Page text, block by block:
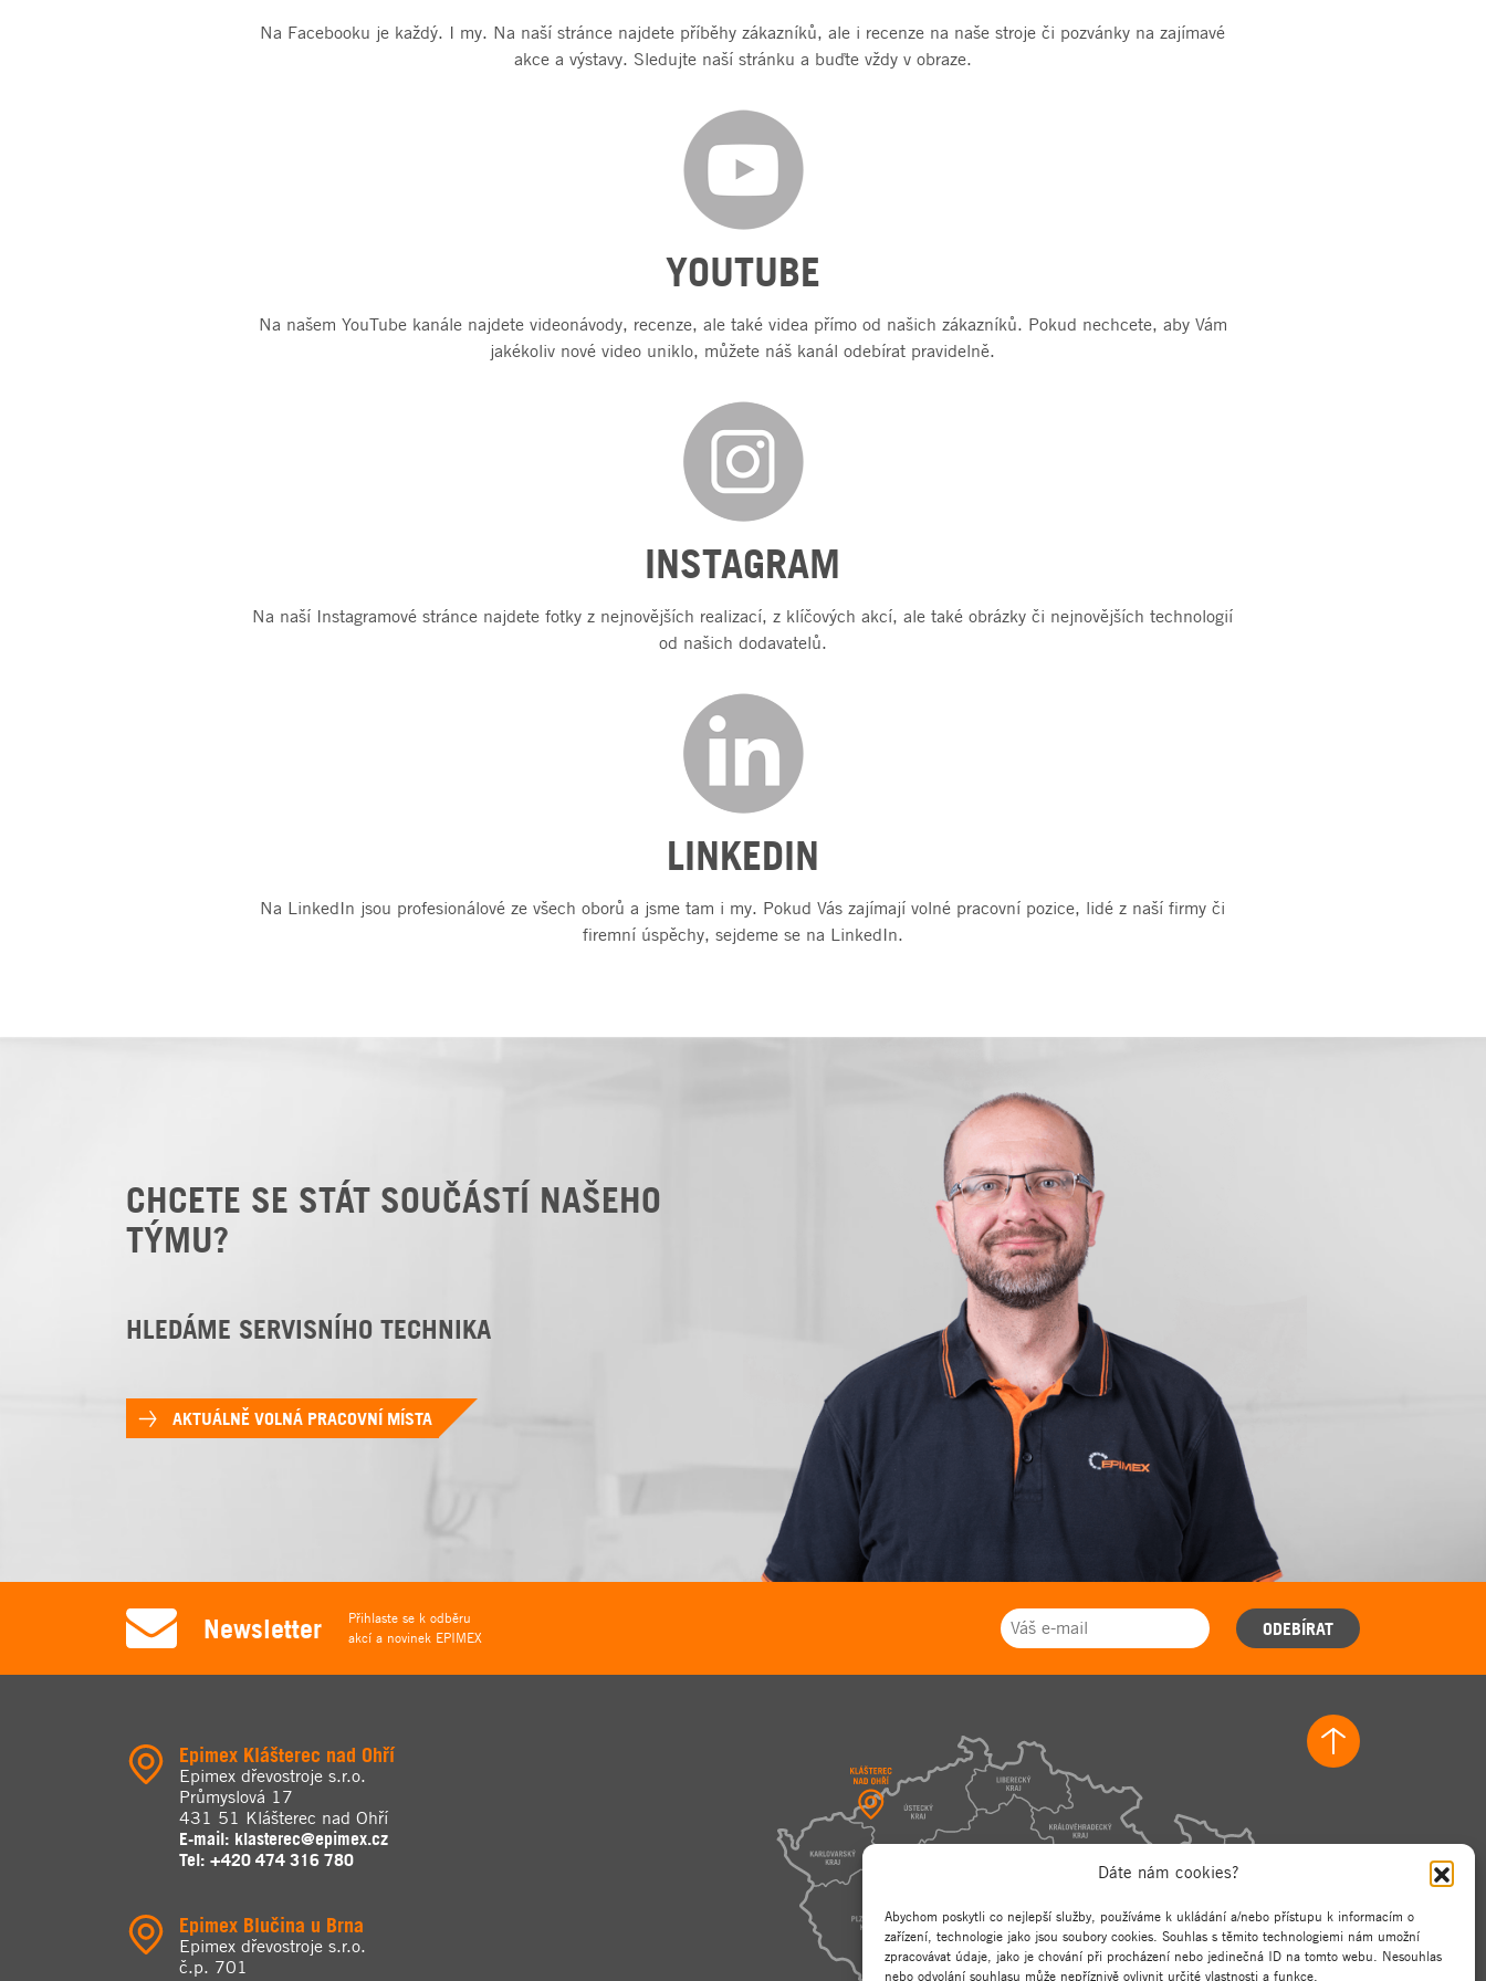
Dáte nám cookies?
Abychom poskytli co nejlepší služby, používáme k ukládání a/nebo přístupu k informacím o
zařízení, technologie jako jsou soubory cookies. Souhlas s těmito technologiemi nám umožní
zpracovávat údaje, jako je chování při procházení nebo jedinečná ID na tomto webu. Nesouhlas
nebo odvolání souhlasu může nepříznivě ovlivnit určité vlastnosti a funkce.
Na Facebooku je každý. I my. Na naší stránce najdete příběhy zákazníků, ale i recenze na naše stroje či pozvánky na zajímavé
akce a výstavy. Sledujte naší stránku a buďte vždy v obraze.
YOUTUBE
Na našem YouTube kanále najdete videonávody, recenze, ale také videa přímo od našich zákazníků. Pokud nechcete, aby Vám
jakékoliv nové video uniklo, můžete náš kanál odebírat pravidelně.
INSTAGRAM
Na naší Instagramové stránce najdete fotky z nejnovějších realizací, z klíčových akcí, ale také obrázky či nejnovějších technologií
od našich dodavatelů.
LINKEDIN
Na LinkedIn jsou profesionálové ze všech oborů a jsme tam i my. Pokud Vás zajímají volné pracovní pozice, lidé z naší firmy či
firemní úspěchy, sejdeme se na LinkedIn.
CHCETE SE STÁT SOUČÁSTÍ NAŠEHO
TÝMU?
HLEDÁME SERVISNÍHO TECHNIKA
AKTUÁLNĚ VOLNÁ PRACOVNÍ MÍSTA
Newsletter
Přihlaste se k odběru
akcí a novinek EPIMEX
ODEBÍRAT
Epimex Klášterec nad Ohří
Epimex dřevostroje s.r.o.
Průmyslová 17
431 51 Klášterec nad Ohří
E-mail: klasterec@epimex.cz
Tel: +420 474 316 780
Epimex Blučina u Brna
Epimex dřevostroje s.r.o.
č.p. 701